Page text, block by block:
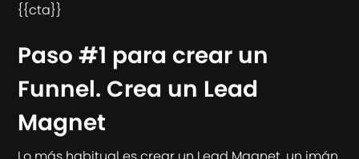
{{cta}}
Paso #1 para crear un
Funnel. Crea un Lead
Magnet